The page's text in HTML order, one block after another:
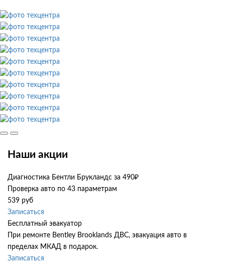
Наши акции
Диагностика Бентли Брукландс за 490₽
Проверка авто по 43 параметрам
539 руб
Записаться
Бесплатный эвакуатор
При ремонте Bentley Brooklands ДВС, эвакуация авто в
пределах МКАД в подарок.
Записаться